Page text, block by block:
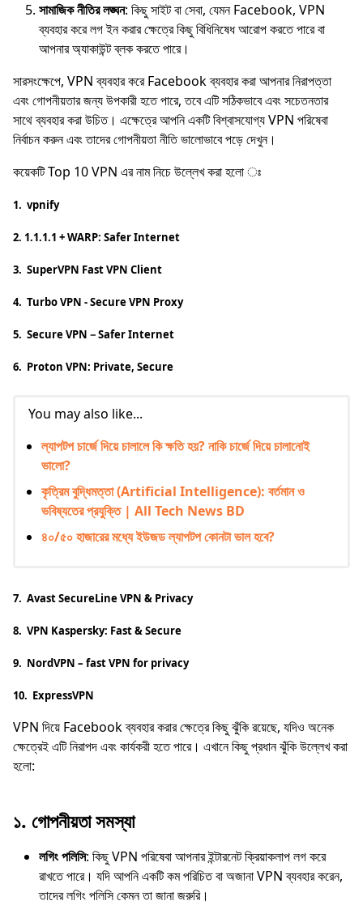
সামাজিক নীতির লঙ্ঘন: কিছু সাইট বা সেবা, যেমন Facebook, VPN
ব্যবহার করে লগ ইন করার ক্ষেত্রে কিছু বিধিনিষেধ আরোপ করতে পারে বা
আপনার অ্যাকাউন্ট ব্লক করতে পারে।
সারসংক্ষেপে, VPN ব্যবহার করে Facebook ব্যবহার করা আপনার নিরাপত্তা
এবং গোপনীয়তার জন্য উপকারী হতে পারে, তবে এটি সঠিকভাবে এবং সচেতনতার
সাথে ব্যবহার করা উচিত। এক্ষেত্রে আপনি একটি বিশ্বাসযোগ্য VPN পরিষেবা
নির্বাচন করুন এবং তাদের গোপনীয়তা নীতি ভালোভাবে পড়ে দেখুন।
কয়েকটি Top 10 VPN এর নাম নিচে উল্লেখ করা হলো ঃ
1. vpnify
2. 1.1.1.1 + WARP: Safer Internet
3. SuperVPN Fast VPN Client
4. Turbo VPN - Secure VPN Proxy
5. Secure VPN－Safer Internet
6. Proton VPN: Private, Secure
You may also like...
ল্যাপটপ চার্জে দিয়ে চালালে কি ক্ষতি হয়? নাকি চার্জে দিয়ে চালানোই
ভালো?
কৃত্রিম বুদ্ধিমত্তা (Artificial Intelligence): বর্তমান ও
ভবিষ্যতের প্রযুক্তি | All Tech News BD
৪০/৫০ হাজারের মধ্যে ইউজড ল্যাপটপ কোনটা ভাল হবে?
7. Avast SecureLine VPN & Privacy
8. VPN Kaspersky: Fast & Secure
9. NordVPN – fast VPN for privacy
10. ExpressVPN
VPN দিয়ে Facebook ব্যবহার করার ক্ষেত্রে কিছু ঝুঁকি রয়েছে, যদিও অনেক
ক্ষেত্রেই এটি নিরাপদ এবং কার্যকরী হতে পারে। এখানে কিছু প্রধান ঝুঁকি উল্লেখ করা
হলো:
১. গোপনীয়তা সমস্যা
লগিং পলিসি: কিছু VPN পরিষেবা আপনার ইন্টারনেট ক্রিয়াকলাপ লগ করে
রাখতে পারে। যদি আপনি একটি কম পরিচিত বা অজানা VPN ব্যবহার করেন,
তাদের লগিং পলিসি কেমন তা জানা জরুরি।